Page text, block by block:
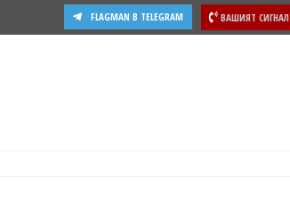
ВАШИЯТ СИГНАЛ
FLAGMAN В TELEGRAM